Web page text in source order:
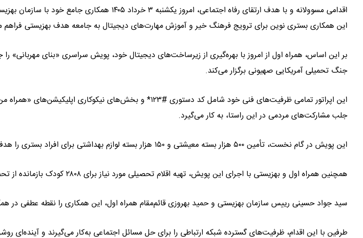
اقدامی مسوولانه و با هدف ارتقای رفاه اجتماعی، امروز یکشنبه ۳ خرداد ۱۴۰۵ همکاری جامع خود با سازمان بهزیستی کشور را آغاز کرد.
این همکاری بستری نوین برای ترویج فرهنگ خیر و آموزش مهارت‌های دیجیتال به جامعه هدف بهزیستی فراهم
بر این اساس، همراه اول از امروز با بهره‌گیری از زیرساخت‌های دیجیتال خود، پویش سراسری «بنای مهربانی»
جنگ تحمیلی آمریکایی صهیونی برگزار می‌کند.
جلب مشارکت‌های مردمی در این راستا، به کار می‌گیرد.
این پویش در گام نخست، تأمین ۵۰۰ هزار بسته معیشتی و ۱۵۰ هزار بسته لوازم بهداشتی برای افراد بستری را هدف‌گذاری کرده است.
همچنین همراه اول و بهزیستی با اجرای این پویش، تهیه اقلام تحصیلی مورد نیاز برای ۲۸۰۸ کودک بازمانده از تحصیل را محقق می‌سازند.
سید جواد حسینی رییس سازمان بهزیستی و حمید بهروزی قائم‌مقام همراه اول، این همکاری را نقطه عطفی در
طرفین با این اقدام، ظرفیت‌های گسترده شبکه ارتباطی را برای حل مسائل اجتماعی به‌کار می‌گیرند و آینده‌ای